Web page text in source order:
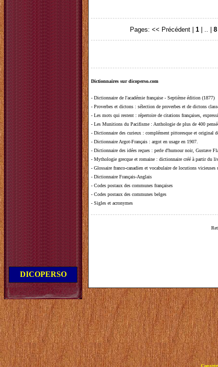
DICOPERSO
Pages: << Précédent 1 | .. | 8
Dictionnaires sur dicoperso.com
- Dictionnaire de l'académie française - Septième édition (1877)
- Proverbes et dictons : sélection de proverbes et de dictons
- Les mots qui restent : répertoire de citations françaises,
- Les Munitions du Pacifisme : Anthologie de plus de 400
- Dictionnaire des curieux : complément pittoresque et original
- Dictionnaire Argot-Français : argot en usage en 1907.
- Dictionnaire des idées reçues : perle d'humour noir, Gustave
- Mythologie grecque et romaine : dictionnaire créé à partir du
- Glossaire franco-canadien et vocabulaire de locutions vicieuses
- Dictionnaire Français-Anglais
- Codes postaux des communes françaises
- Codes postaux des communes belges
- Sigles et acronymes